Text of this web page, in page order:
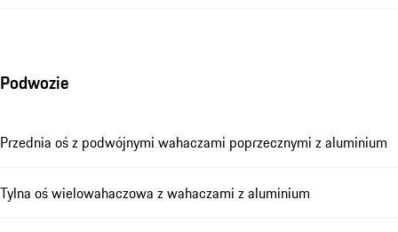
Podwozie
Przednia oś z podwójnymi wahaczami poprzecznymi z aluminium
Tylna oś wielowahaczowa z wahaczami z aluminium